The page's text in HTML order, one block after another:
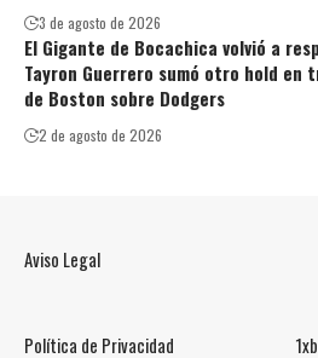
3 de agosto de 2026
El Gigante de Bocachica volvió a
Tayron Guerrero sumó otro hold en
de Boston sobre Dodgers
2 de agosto de 2026
Aviso Legal
Política de Privacidad